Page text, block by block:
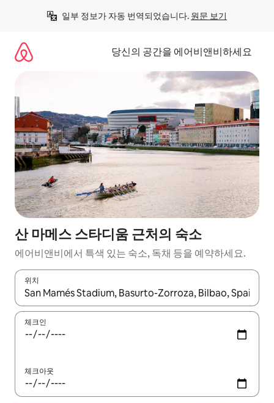
일부 정보가 자동 번역되었습니다. 원문 보기
당신의 공간을 에어비앤비하세요
산 마메스 스타디움 근처의 숙소
에어비앤비에서 특색 있는 숙소, 독채 등을 예약하세요.
위치
결과가 나오면 위·아래 화살표 키를 사용하거나 터치 또는 스와이
체크인
체크아웃